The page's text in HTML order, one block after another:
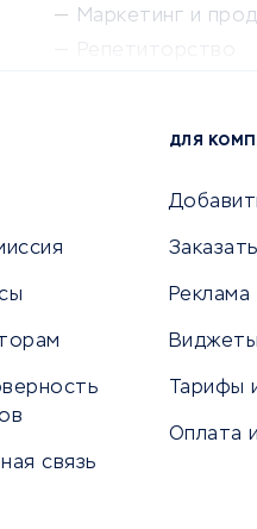
Маркетинг и
Университеты
Покупка билетов
Бронирование
Санатории
связь
ДЛЯ
Реклама
Виджеты
Тарифы
Оплата